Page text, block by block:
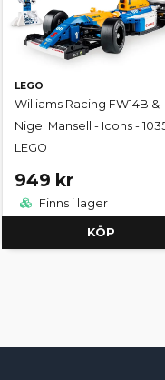
LEGO
Williams Racing FW14B &
Nigel Mansell - Icons -
LEGO
949 kr
Finns i lager
KÖP